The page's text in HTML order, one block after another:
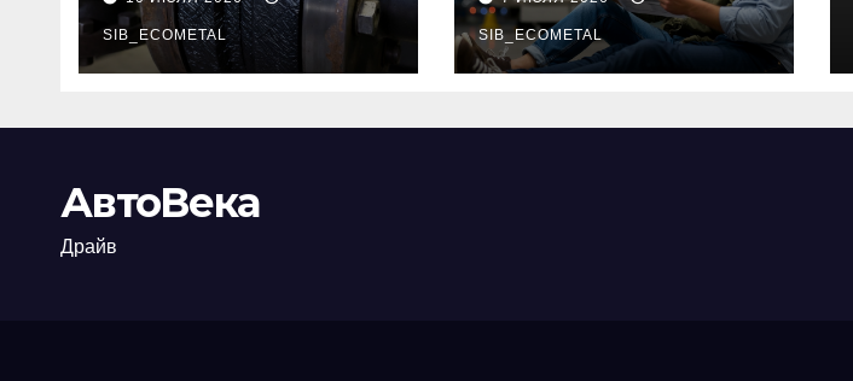
огнезащиты
фланцевых
соединений
SIB_ECOMETAL
требования и
потенциальные
риски
SIB_ECOMETAL
АвтоВека
Драйв